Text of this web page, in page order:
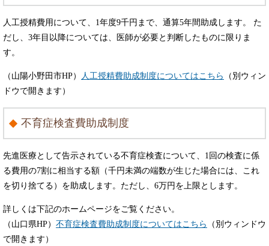
人工授精費用について、1年度9千円まで、通算5年間助成します。 た
だし、3年目以降については、医師が必要と判断したものに限りま
す。
（山陽小野田市HP） 人工授精費助成制度についてはこちら
（別ウィン
ドウで開きます）
不育症検査費助成制度
先進医療として告示されている不育症検査について、1回の検査に係
る費用の7割に相当する額（千円未満の端数が生じた場合には、これ
を切り捨てる）を助成します。ただし、6万円を上限とします。
詳しくは下記のホームページをご覧ください。
（山口県HP） 不育症検査費助成制度についてはこちら
（別ウィンドウ
で開きます）